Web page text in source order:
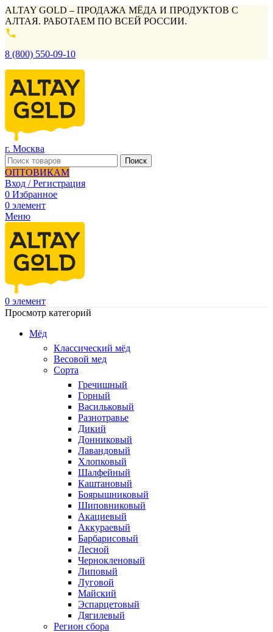
ALTAY GOLD – ПРОДАЖА МЁДА И ПРОДУКТОВ С
АЛТАЯ. РАБОТАЕМ ПО ВСЕЙ РОССИИ.
8 (800) 550-09-10
г. Москва
Поиск
ОПТОВИКАМ
Вход / Регистрация
0 Избранное
0 элемент
Меню
0 элемент
Просмотр категорий
Мёд
Классический мёд
Весовой мед
Сорта
Гречишный
Горный
Васильковый
Разнотравье
Дикий
Донниковый
Лавандовый
Хлопковый
Шалфейный
Каштановый
Боярышниковый
Шиповниковый
Акациевый
Аккураевый
Барбарисовый
Лесной
Чернокленовый
Липовый
Луговой
Майский
Эспарцетовый
Дягилевый
Регион сбора